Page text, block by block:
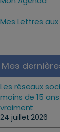
Mes Lettres
Mes
Les réseaux
moins de 15
vraiment
24 juillet 2026